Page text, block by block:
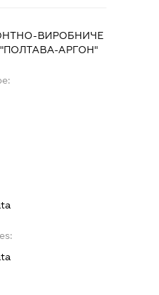
ВИРОБНИЧЕ
АРГОН"